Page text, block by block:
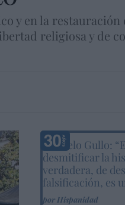
y en la restauración
religiosa y de
Marcelo Gullo:
desmitificar la
verdadera, de
falsificación, es
por Hispanidad